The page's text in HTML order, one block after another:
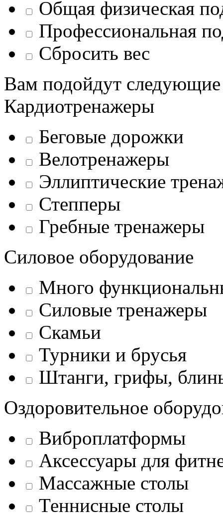
Общая физическая
Профессиональная
Сбросить вес
Вам подойдут
Кардиотренажеры
Беговые дорожки
Велотренажеры
Эллиптические
Степперы
Гребные тренажеры
Силовое оборудование
Много
Силовые тренажеры
Скамьи
Турники и брусья
Штанги, грифы,
Оздоровительное
Виброплатформы
Аксессуары для
Массажные столы
Теннисные столы